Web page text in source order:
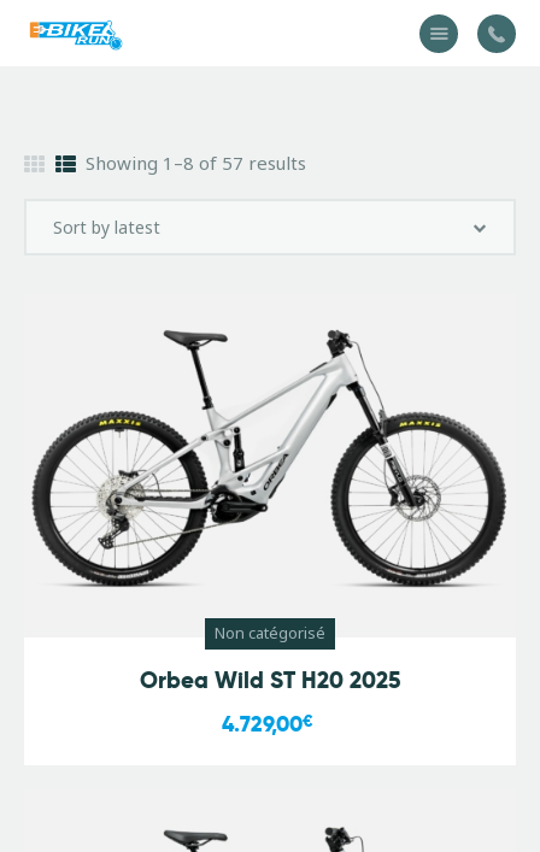
Vélo
Équipement
Contactez-nous
Showing 1–8 of 57 results
Non catégorisé
Orbea Wild ST H20 2025
4.729,00€